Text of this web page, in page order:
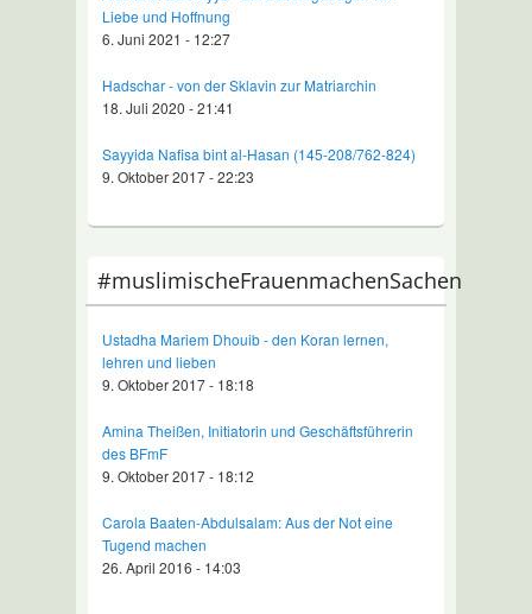
Liebe und Hoffnung
6. Juni 2021 - 12:27
Hadschar - von der Sklavin zur Matriarchin
18. Juli 2020 - 21:41
Sayyida Nafisa bint al-Hasan (145-208/762-824)
9. Oktober 2017 - 22:23
#muslimischeFrauenmachenSachen
Ustadha Mariem Dhouib - den Koran lernen,
lehren und lieben
9. Oktober 2017 - 18:18
Amina Theißen, Initiatorin und Geschäftsführerin
des BFmF
9. Oktober 2017 - 18:12
Carola Baaten-Abdulsalam: Aus der Not eine
Tugend machen
26. April 2016 - 14:03